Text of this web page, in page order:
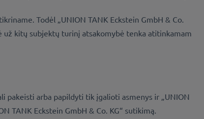
Todėl „UNION TANK Eckstein GmbH & Co.
už kitų subjektų turinį atsakomybė tenka atitinkamam
pakeisti arba papildyti tik įgalioti asmenys ir „UNION
TANK Eckstein GmbH & Co. KG“ sutikimą.